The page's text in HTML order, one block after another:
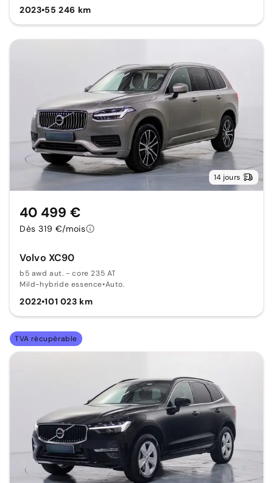
2023•55 246 km
14 jours
Volvo XC90
b5 awd aut. - core 235 AT
Mild-hybride essence•Auto.
2022•101 023 km
40 499 €
Dès 319 €/mois
TVA récupérable